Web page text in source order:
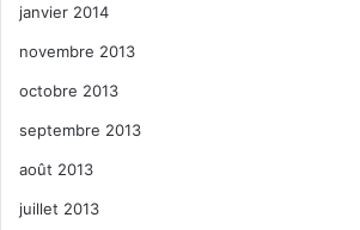
janvier 2014
novembre 2013
octobre 2013
septembre 2013
août 2013
juillet 2013